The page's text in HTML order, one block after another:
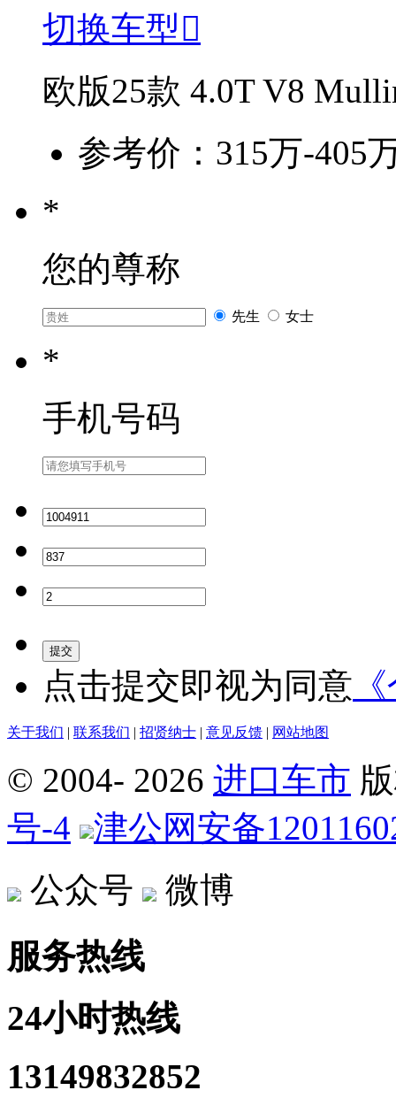
切换车型
欧版25款 4.0T V8
参考价：315万-405
*
您的尊称
先生 女士
*
手机号码
提交
点击提交即视为同意
关于我们 | 联系我们 | 招贤纳士 | 意见反馈 | 网站地图
© 2004- 2026 进口车市
号-4
津公网安备
公众号
微博
服务热线
24小时热线
13149832852